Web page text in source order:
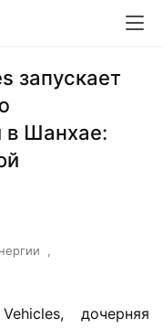
запускает
в Шанхае:
,
дочерняя